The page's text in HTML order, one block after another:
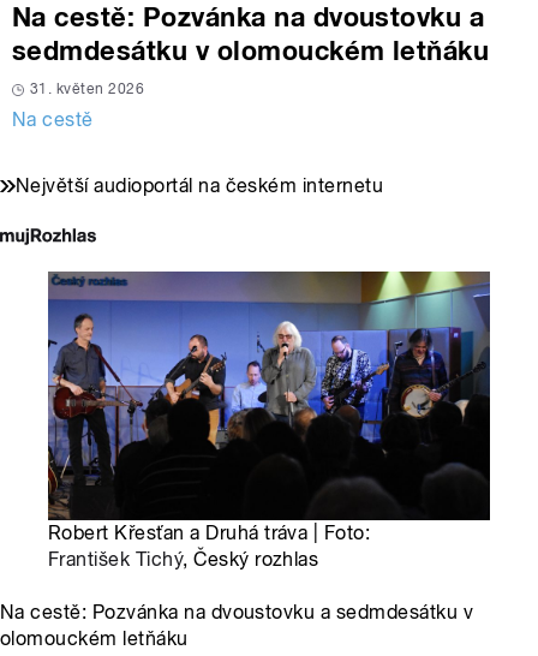
Na cestě: Pozvánka na dvoustovku a
sedmdesátku v olomouckém letňáku
31. květen 2026
Na cestě
Největší audioportál na českém internetu
Robert Křesťan a Druhá tráva | Foto:
František Tichý, Český rozhlas
Na cestě: Pozvánka na dvoustovku a sedmdesátku v
olomouckém letňáku